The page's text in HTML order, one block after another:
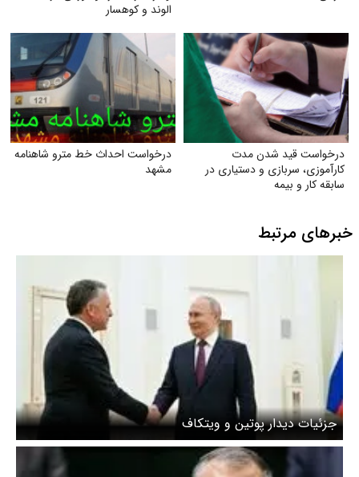
الوند و کوهسار
درخواست قید شدن مدت
کارآموزی، سربازی و دستیاری در
سابقه کار و بیمه
درخواست احداث خط مترو شاهنامه
مشهد
خبرهای مرتبط
جزئیات دیدار پوتین و ویتکاف